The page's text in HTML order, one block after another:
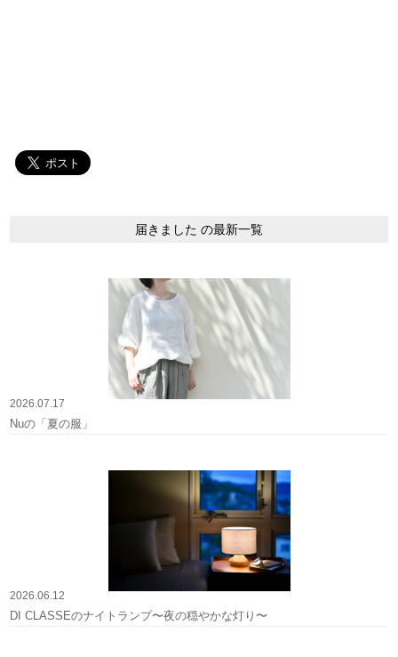
届きました の最新一覧
2026.07.17
Nuの「夏の服」
2026.06.12
DI CLASSEのナイトランプ〜夜の穏やかな灯り〜